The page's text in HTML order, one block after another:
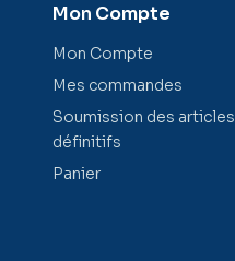
Mon Compte
Mon Compte
Mes commandes
Soumission des articles
définitifs
Panier